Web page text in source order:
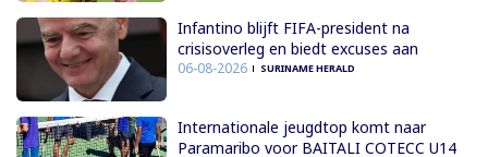
Infantino blijft FIFA-president na
crisisoverleg en biedt excuses aan
06-08-2026 SURINAME HERALD
Internationale jeugdtop komt naar
Paramaribo voor BAITALI COTECC U14